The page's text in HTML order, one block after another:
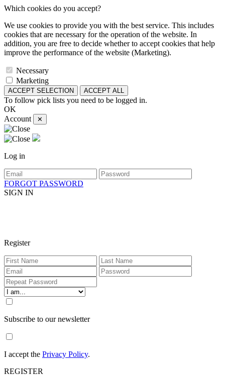
Which cookies do you accept?
We use cookies to provide you with the best service. This includes
cookies that are necessary for the operation of the website. In
addition, you are free to decide whether to accept cookies that help
improve the performance of the website (Marketing).
Necessary
Marketing
ACCEPT SELECTION ACCEPT ALL
To follow pick lists you need to be logged in.
OK
Account
✕
Log in
FORGOT PASSWORD
SIGN IN
Register
Subscribe to our newsletter
I accept the Privacy Policy.
REGISTER